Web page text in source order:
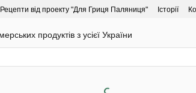
Рецепти від проекту "Для Гриця Паляниця" Історії
продуктів з усієї України